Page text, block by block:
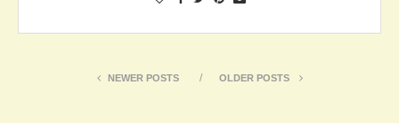
NEWER POSTS OLDER POSTS